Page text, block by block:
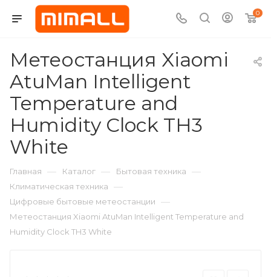
0
Метеостанция Xiaomi
AtuMan Intelligent
Temperature and
Humidity Clock TH3
White
Главная — Каталог — Бытовая техника —
Климатическая техника —
Цифровые бытовые метеостанции —
Метеостанция Xiaomi AtuMan Intelligent Temperature and
Humidity Clock TH3 White